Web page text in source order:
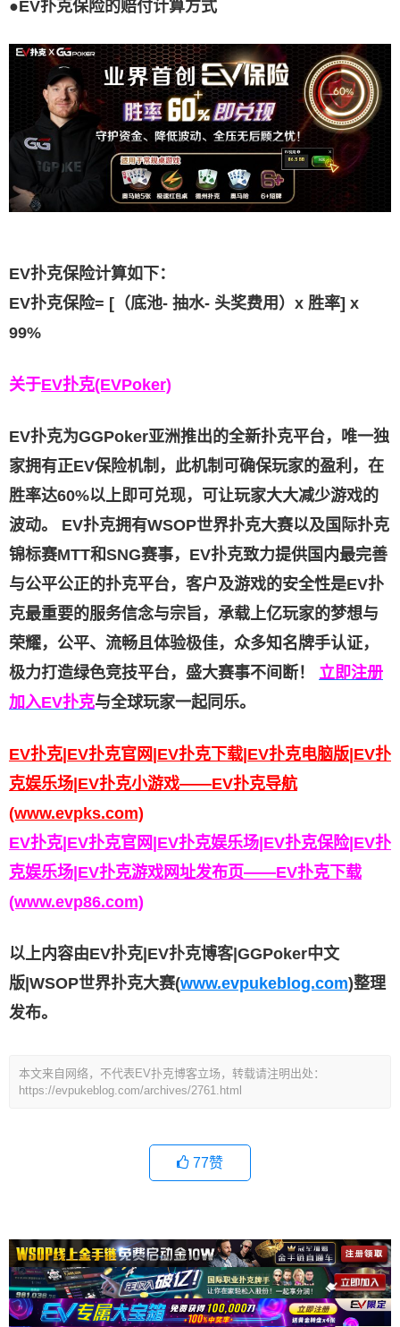
●EV扑克保险的赔付计算方式
EV扑克保险计算如下：
EV扑克保险= [（底池- 抽水- 头奖费用）x 胜率] x
99%
关于EV扑克(EVPoker)
EV扑克为GGPoker亚洲推出的全新扑克平台，唯一独
家拥有正EV保险机制，此机制可确保玩家的盈利，在
胜率达60%以上即可兑现，可让玩家大大减少游戏的
波动。 EV扑克拥有WSOP世界扑克大赛以及国际扑克
锦标赛MTT和SNG赛事，EV扑克致力提供国内最完善
与公平公正的扑克平台，客户及游戏的安全性是EV扑
克最重要的服务信念与宗旨，承载上亿玩家的梦想与
荣耀，公平、流畅且体验极佳，众多知名牌手认证，
极力打造绿色竞技平台，盛大赛事不间断！ 立即注册
加入EV扑克与全球玩家一起同乐。
EV扑克|EV扑克官网|EV扑克下载|EV扑克电脑版|EV扑
克娱乐场|EV扑克小游戏——EV扑克导航
(www.evpks.com)
EV扑克|EV扑克官网|EV扑克娱乐场|EV扑克保险|EV扑
克娱乐场|EV扑克游戏网址发布页——EV扑克下载
(www.evp86.com)
以上内容由EV扑克|EV扑克博客|GGPoker中文
版|WSOP世界扑克大赛(www.evpukeblog.com)整理
发布。
本文来自网络，不代表EV扑克博客立场，转载请注明出处：
https://evpukeblog.com/archives/2761.html
77赞